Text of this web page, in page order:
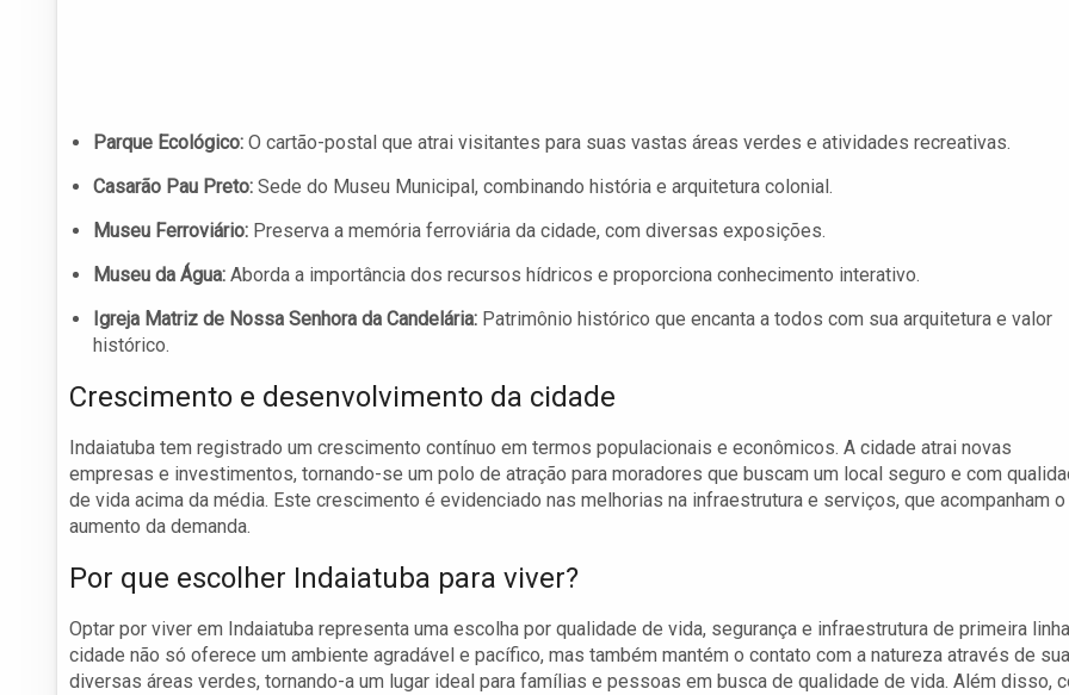
Parque Ecológico: O cartão-postal que atrai visitantes para suas vastas áreas verdes e atividades recreativas.
Casarão Pau Preto: Sede do Museu Municipal, combinando história e arquitetura colonial.
Museu Ferroviário: Preserva a memória ferroviária da cidade, com diversas exposições.
Museu da Água: Aborda a importância dos recursos hídricos e proporciona conhecimento interativo.
Igreja Matriz de Nossa Senhora da Candelária: Patrimônio histórico que encanta a todos com sua arquitetura e valor
histórico.
Crescimento e desenvolvimento da cidade
Indaiatuba tem registrado um crescimento contínuo em termos populacionais e econômicos. A cidade atrai novas
empresas e investimentos, tornando-se um polo de atração para moradores que buscam um local seguro e com
de vida acima da média. Este crescimento é evidenciado nas melhorias na infraestrutura e serviços, que acompanham o
aumento da demanda.
Por que escolher Indaiatuba para viver?
Optar por viver em Indaiatuba representa uma escolha por qualidade de vida, segurança e infraestrutura de primeira
cidade não só oferece um ambiente agradável e pacífico, mas também mantém o contato com a natureza através de
diversas áreas verdes, tornando-a um lugar ideal para famílias e pessoas em busca de qualidade de vida. Além disso,